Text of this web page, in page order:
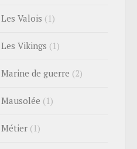
Les Valois (1)
Les Vikings (1)
Marine de guerre (2)
Mausolée (1)
Métier (1)